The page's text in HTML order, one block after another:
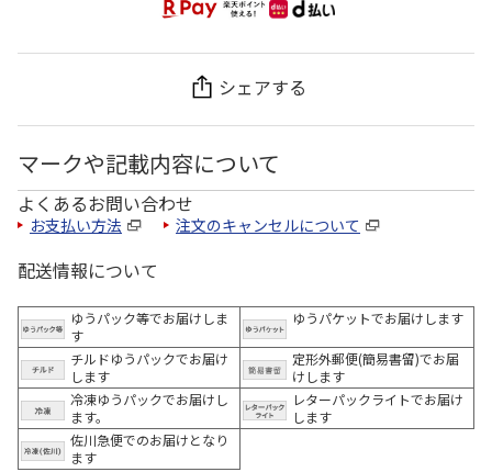
シェアする
マークや記載内容について
よくあるお問い合わせ
お支払い方法 注文のキャンセルについて
配送情報について
ゆうパック等でお届けしま
す
ゆうパケットでお届けします
チルドゆうパックでお届け
します
定形外郵便(簡易書留)でお届
けします
冷凍ゆうパックでお届けし
ます。
レターパックライトでお届け
します
佐川急便でのお届けとなり
ます